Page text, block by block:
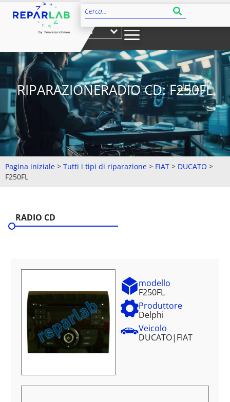
IT
RIPARAZIONERADIO CD: F250FL
Pagina iniziale > Tutti i tipi di riparazione > FIAT > DUCATO >
F250FL
RADIO CD
modello
F250FL
Produttore
Delphi
Veicolo
DUCATO| FIAT